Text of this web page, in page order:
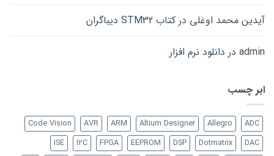
آیدین محمد اوغلی در کتاب STM32 دیباگران
admin در دانلود نرم افزار
ابر چسب
ADC
Allegro
Altium Designer
ARM
AVR
Code Vision
DAC
Dotmatrix
DSP
EEPROM
FPGA
I2C
ISE